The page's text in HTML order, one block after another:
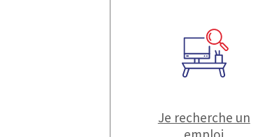
Je recherche un